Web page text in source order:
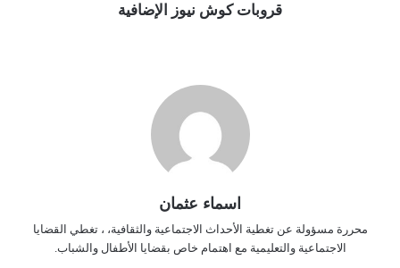
قروبات كوش نيوز الإضافية
اسماء عثمان
محررة مسؤولة عن تغطية الأحداث الاجتماعية والثقافية، ، تغطي القضايا
الاجتماعية والتعليمية مع اهتمام خاص بقضايا الأطفال والشباب.